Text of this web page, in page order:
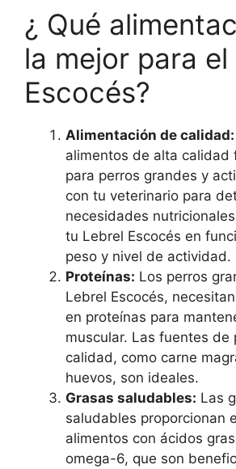
¿ Qué
la mejor para el
Escocés?
Alimentación de calidad:
alimentos de alta calidad
para perros grandes y
con tu veterinario para
necesidades
tu Lebrel Escocés en
peso y nivel de actividad.
Proteínas: Los perros
Lebrel Escocés,
en proteínas para
muscular. Las fuentes de
calidad, como carne
huevos, son ideales.
Grasas saludables: Las
saludables proporcionan
alimentos con ácidos
omega-6, que son